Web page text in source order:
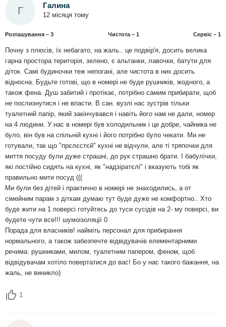
Г Галина
12 місяця тому
Розташування – 3 Чистота – 1 Сервіс – 1
Почну з плюсів, їх небагато, на жаль.. це подвір'я, досить велика
гарна простора територія, зелено, є альтанки, лавочки, батути для
діток. Самі будиночки теж непогані, але чистота в них досить
відносна. Будьте готові, що в номері не буде рушників, жодного, а
також фена. Душ забитий і протікає, потрібно самим прибирати, щоб
не послизнутися і не впасти. В сан. вузлі нас зустрів тільки
туалетний папір, який закінчувався і навіть його нам не дали, номер
на 4 людини. У нас в номері був холодильник і це добре, чайника не
було, він був на спільній кухні і його потрібно було чекати. Ми не
готували, так що "прєлєстєй" кухні не відчули, але ті тряпочки для
миття посуду були дуже страшні, до рук страшно брати. І бабулічки,
які постійно сидять на кухні, як "надзіратєлі" і вказують тобі як
правильно мити посуд (((
Ми були без дітей і практично в номері не знаходились, а от
сімейним парам з діткам думаю тут буде дуже не комфортно.. Хто
буде жити на 1 поверсі готуйтесь до туси сусідів на 2- му поверсі, ви
будете чути все!!! шумоізоляції 0
Порада для власників! найміть персонал для прибирання
нормального, а також забезпечте відвідувачів елементарними
речима: рушниками, милом, туалетним папером, феном, щоб
відвідувачам хотіло повертатися до вас! Бо у нас такого бажання, на
жаль, не виникло)
1